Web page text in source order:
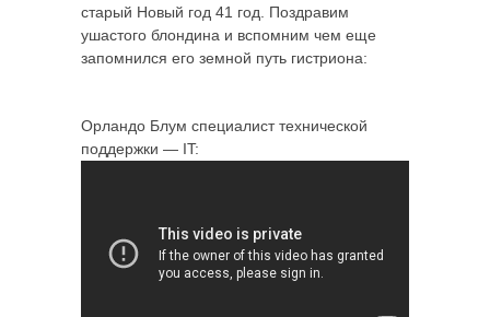
старый Новый год 41 год. Поздравим
ушастого блондина и вспомним чем еще
запомнился его земной путь гистриона:
Орландо Блум специалист технической
поддержки — IT: